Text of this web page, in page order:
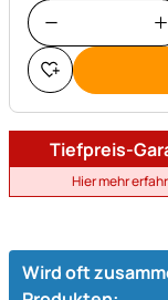
Tiefpreis-
Hier mehr
Wird oft